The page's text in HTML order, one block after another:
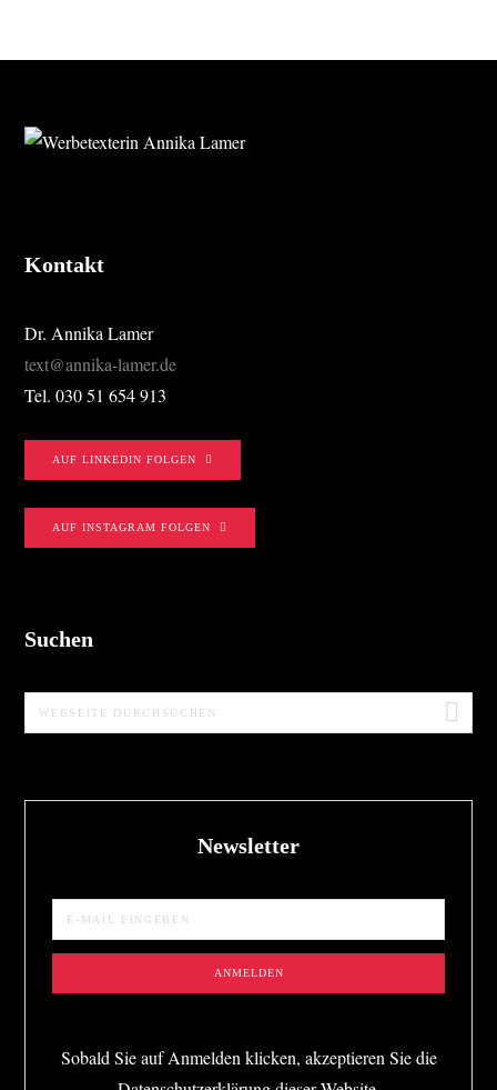
FOOTER
Kontakt
Dr. Annika Lamer
text@annika-lamer.de
Tel. 030 51 654 913
AUF LINKEDIN FOLGEN
AUF INSTAGRAM FOLGEN
Suchen
Webseite
durchsuchen
Newsletter
Sobald Sie auf Anmelden klicken, akzeptieren Sie die